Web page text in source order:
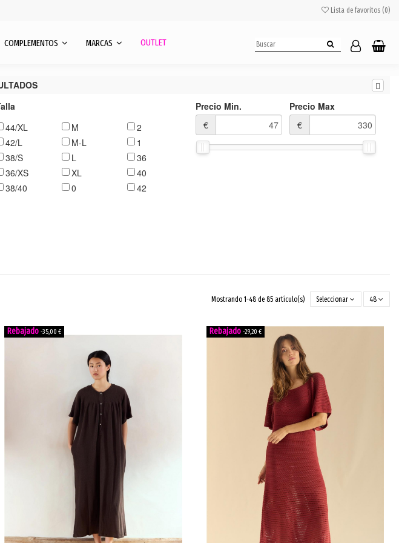
Lista de favoritos (0)
COMPLEMENTOS MARCAS OUTLET
44/XL
42/L
38/S
36/XS
38/40
M
M-L
L
XL
0
2
1
36
40
42
Precio Min.
€
Precio Max
€
Mostrando 1-48 de 85 artículo(s) Seleccionar 48
-35,00 € -29,20 €